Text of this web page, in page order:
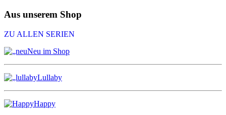
Aus unserem Shop
ZU ALLEN SERIEN
Neu im Shop
Lullaby
Happy